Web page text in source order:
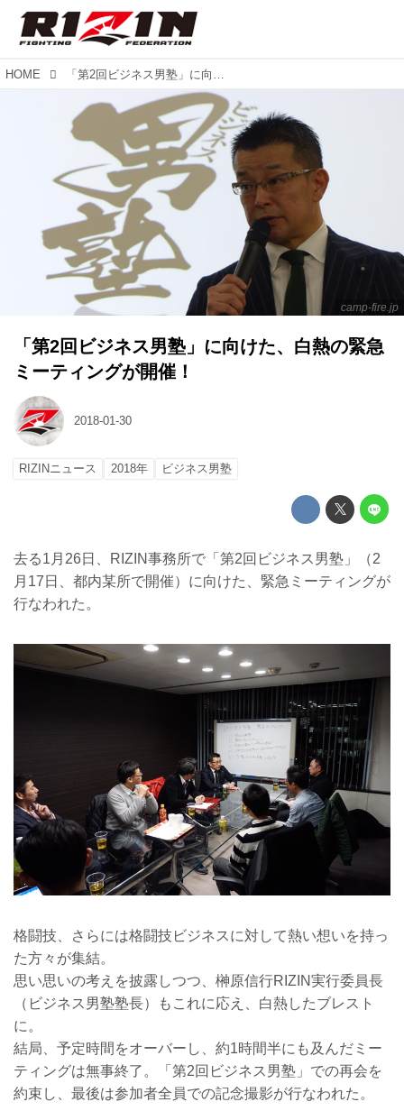
HOME 「第2回ビジネス男塾」に向けた、白熱の緊急ミーティングが開催！
camp-fire.jp
「第2回ビジネス男塾」に向けた、白熱の緊急
ミーティングが開催！
2018-01-30
RIZINニュース 2018年 ビジネス男塾
去る1月26日、RIZIN事務所で「第2回ビジネス男塾」（2
月17日、都内某所で開催）に向けた、緊急ミーティングが
行なわれた。
格闘技、さらには格闘技ビジネスに対して熱い想いを持っ
た方々が集結。
思い思いの考えを披露しつつ、榊原信行RIZIN実行委員長
（ビジネス男塾塾長）もこれに応え、白熱したブレスト
に。
結局、予定時間をオーバーし、約1時間半にも及んだミー
ティングは無事終了。「第2回ビジネス男塾」での再会を
約束し、最後は参加者全員での記念撮影が行なわれた。